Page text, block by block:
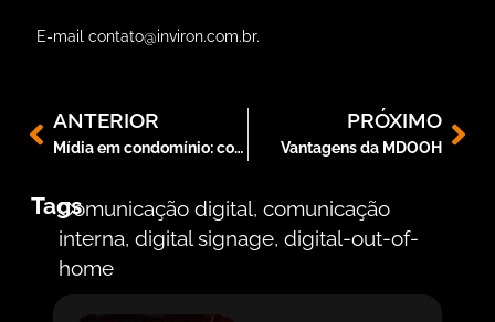
E-mailcontato@inviron.com.br.
ANTERIOR
Mídia em condomínio: como funciona?
PRÓXIMO
Vantagens da MDOOH
TagsComunicação digital, comunicação
interna, digital signage, digital-out-of-
home